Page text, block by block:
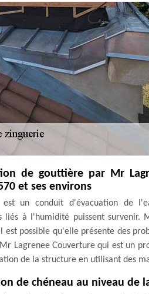
de gouttière par Mr
et ses environs
est un conduit d'évacuation de
liés à l'humidité puissent survenir.
est possible qu'elle présente des
Lagrenee Couverture qui est un
de la structure en utilisant des
de chéneau au niveau de